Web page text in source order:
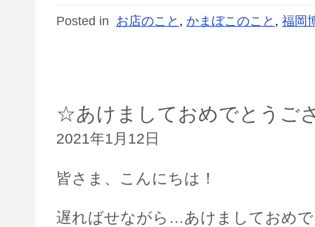
Posted in お店のこと , かまぼこのこと , 福岡
☆あけましておめでとうご
2021年1月12日
皆さま、こんにちは！
遅ればせながら…あけましておめ